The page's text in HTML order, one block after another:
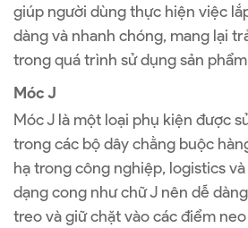
giúp người dùng thực hiện việc
dàng và nhanh chóng, mang lại
trong quá trình sử dụng sản
Móc J
Móc J là một loại phụ kiện được
trong các bộ dây chằng buộc
hạ trong công nghiệp, logistics và
dạng cong như chữ J nên dễ
treo và giữ chặt vào các điểm